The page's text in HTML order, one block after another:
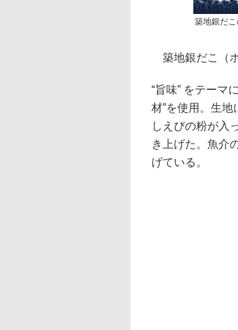
築地銀だこ
築地銀だこ（
“旨味” をテーマ
材”を使用。生
しえびの粉が入
き上げた。魚介
げている。